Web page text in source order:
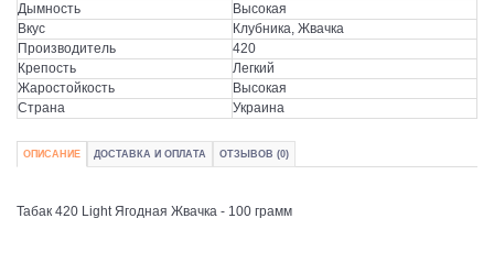
Дымность
Высокая
Вкус
Клубника, Жвачка
Производитель
420
Крепость
Легкий
Жаростойкость
Высокая
Страна
Украина
ОПИСАНИЕ ДОСТАВКА И ОПЛАТА ОТЗЫВОВ (0)
Табак 420 Light Ягодная Жвачка - 100 грамм